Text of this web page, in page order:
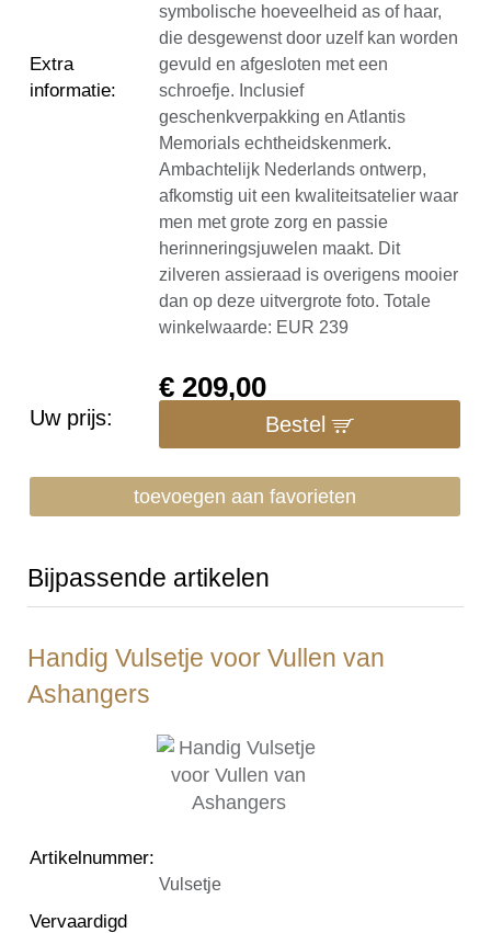
Extra
informatie:
symbolische hoeveelheid as of haar,
die desgewenst door uzelf kan worden
gevuld en afgesloten met een
schroefje. Inclusief
geschenkverpakking en Atlantis
Memorials echtheidskenmerk.
Ambachtelijk Nederlands ontwerp,
afkomstig uit een kwaliteitsatelier waar
men met grote zorg en passie
herinneringsjuwelen maakt. Dit
zilveren assieraad is overigens mooier
dan op deze uitvergrote foto. Totale
winkelwaarde: EUR 239
Uw prijs:
€209,00
Bestel
toevoegen aan favorieten
Bijpassende artikelen
Handig Vulsetje voor Vullen van
Ashangers
Artikelnummer:
Vulsetje
Vervaardigd